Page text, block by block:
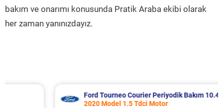
bakım ve onarımı konusunda Pratik Araba ekibi olarak
her zaman yanınızdayız.
Ford Tourneo Courier Periyodik Bakım 10.485 TL
2020 Model 1.5 Tdci Motor